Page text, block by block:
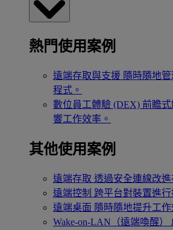
熱門使用案例
遠端存取與支援 隨時隨地
程式。
數位員工體驗 (DEX) 前瞻
響工作效率。
其他使用案例
遠端存取 透過安全連線改進
遠端控制 跨平台對裝置進行
遠端桌面 隨時隨地提升工
Wake-on-LAN（遠端喚醒）